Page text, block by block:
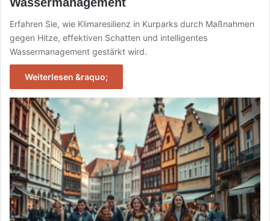
Erfahren Sie, wie Klimaresilienz in Kurparks durch Maßnahmen
gegen Hitze, effektiven Schatten und intelligentes
Wassermanagement gestärkt wird.
Weiterlesen &raquo;